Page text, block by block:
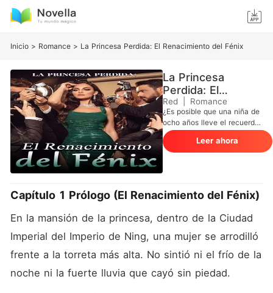
Inicio > Romance > La Princesa Perdida: El Renacimiento del Fénix
La Princesa
Perdida: El
Renacimiento del
Fénix
Red Romance
¿Es posible que una niña de
ocho años lleve el recuerdo
de su vida anterior? Si un
día, después de despertarte
en la cama, te encuentras
las humillaciones que has
sufrido a manos de aquellos
cercanos, ¿qué harás? En su
vida anterior, la princesa
real, Yun Shang, estaba
traumatizada tanto mental
esposa traicionada por su
Leer ahora
Capítulo 1 Prólogo (El Renacimiento del Fénix)
En la mansión de la princesa, dentro de la Ciudad
Imperial del Imperio de Ning, una mujer se arrodilló
frente a la torreta más alta. No sintió ni el frío de la
noche ni la fuerte lluvia que cayó sin piedad.